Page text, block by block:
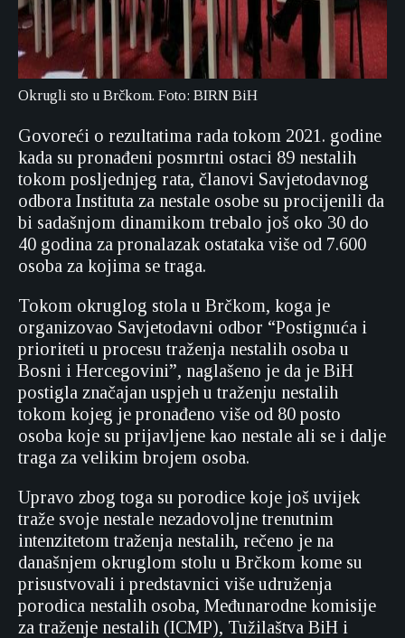
Okrugli sto u Brčkom. Foto: BIRN BiH
Govoreći o rezultatima rada tokom 2021. godine
kada su pronađeni posmrtni ostaci 89 nestalih
tokom posljednjeg rata, članovi Savjetodavnog
odbora Instituta za nestale osobe su procijenili da
bi sadašnjom dinamikom trebalo još oko 30 do
40 godina za pronalazak ostataka više od 7.600
osoba za kojima se traga.
Tokom okruglog stola u Brčkom, koga je
organizovao Savjetodavni odbor “Postignuća i
prioriteti u procesu traženja nestalih osoba u
Bosni i Hercegovini”, naglašeno je da je BiH
postigla značajan uspjeh u traženju nestalih
tokom kojeg je pronađeno više od 80 posto
osoba koje su prijavljene kao nestale ali se i dalje
traga za velikim brojem osoba.
Upravo zbog toga su porodice koje još uvijek
traže svoje nestale nezadovoljne trenutnim
intenzitetom traženja nestalih, rečeno je na
današnjem okruglom stolu u Brčkom kome su
prisustvovali i predstavnici više udruženja
porodica nestalih osoba, Međunarodne komisije
za traženje nestalih (ICMP), Tužilaštva BiH i